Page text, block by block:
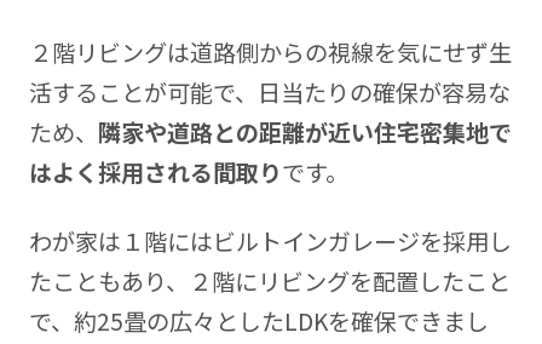
２階リビングは道路側からの視線を気にせず生
活することが可能で、日当たりの確保が容易な
ため、 隣家や道路との距離が近い住宅密集地で
はよく採用される間取りです。
わが家は１階にはビルトインガレージを採用し
たこともあり、２階にリビングを配置したこと
で、約25畳の広々としたLDKを確保できまし